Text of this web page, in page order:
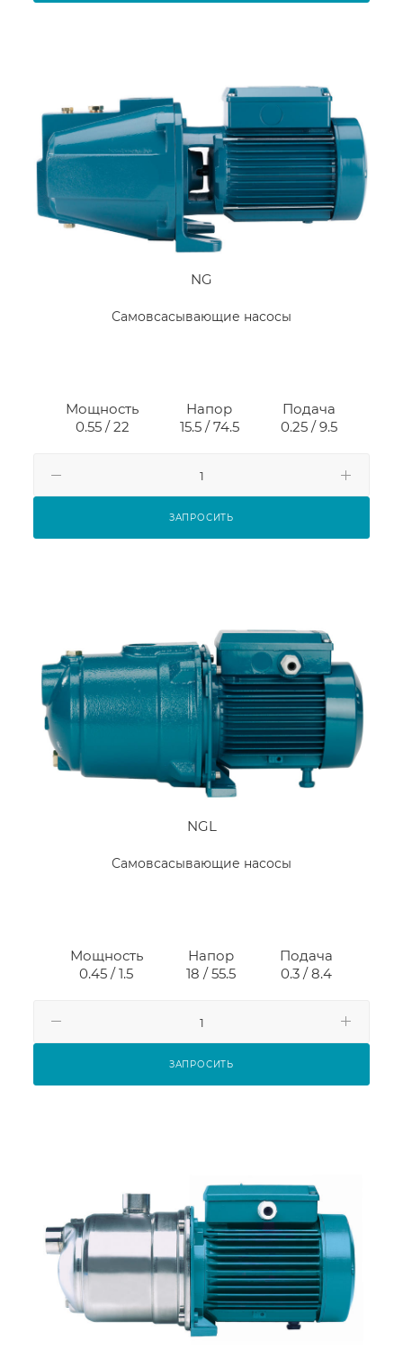
NG
Самовсасывающие насосы
Мощность
0.55 / 22
Напор
15.5 / 74.5
Подача
0.25 / 9.5
ЗАПРОСИТЬ
NGL
Самовсасывающие насосы
Мощность
0.45 / 1.5
Напор
18 / 55.5
Подача
0.3 / 8.4
ЗАПРОСИТЬ